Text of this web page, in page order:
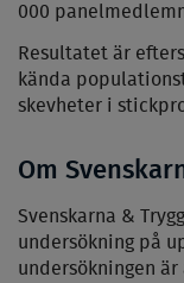
000
Resultatet är
kända
skevheter i
Om
Svenskarna &
undersökning på
undersökningen